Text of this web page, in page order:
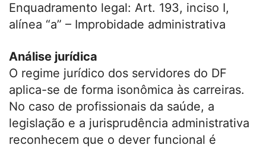
Enquadramento legal: Art. 193, inciso I,
alínea “a” – Improbidade administrativa
Análise jurídica
O regime jurídico dos servidores do DF
aplica-se de forma isonômica às carreiras.
No caso de profissionais da saúde, a
legislação e a jurisprudência administrativa
reconhecem que o dever funcional é